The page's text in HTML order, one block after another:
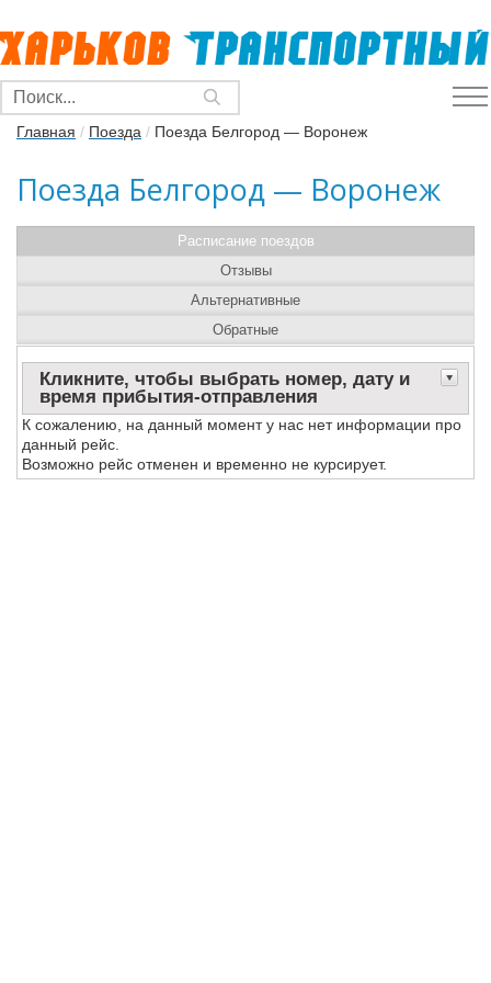
Главная / Поезда / Поезда Белгород — Воронеж
Поезда Белгород — Воронеж
Расписание поездов
Кликните, чтобы выбрать номер, дату и
время прибытия-отправления
К сожалению, на данный момент у нас нет информации про
данный рейс.
Возможно рейс отменен и временно не курсирует.
Отзывы
Альтернативные
Обратные